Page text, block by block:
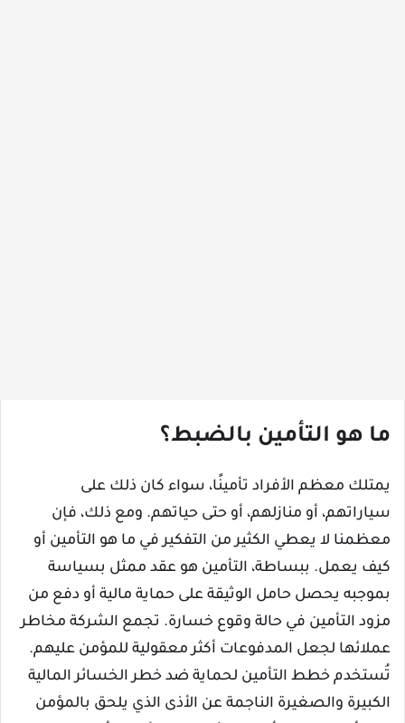
ما هو التأمين بالضبط؟
يمتلك معظم الأفراد تأمينًا، سواء كان ذلك على
سياراتهم، أو منازلهم، أو حتى حياتهم. ومع ذلك، فإن
معظمنا لا يعطي الكثير من التفكير في ما هو التأمين أو
كيف يعمل. ببساطة، التأمين هو عقد ممثل بسياسة
بموجبه يحصل حامل الوثيقة على حماية مالية أو دفع من
مزود التأمين في حالة وقوع خسارة. تجمع الشركة مخاطر
عملائها لجعل المدفوعات أكثر معقولية للمؤمن عليهم.
تُستخدم خطط التأمين لحماية ضد خطر الخسائر المالية
الكبيرة والصغيرة الناجمة عن الأذى الذي يلحق بالمؤمن